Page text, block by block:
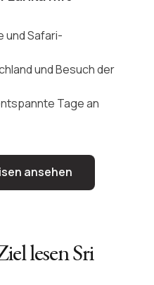
und Safari-
und Besuch der
Tage an
ansehen
lesenSri